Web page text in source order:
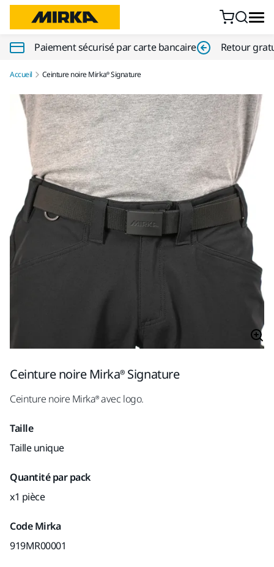
Paiement sécurisé par carte bancaire Retour
Accueil Ceinture noire Mirka® Signature
Ceinture noire Mirka® Signature
Ceinture noire Mirka® avec logo.
Taille
Taille unique
Quantité par pack
x1 pièce
Code Mirka
919MR00001